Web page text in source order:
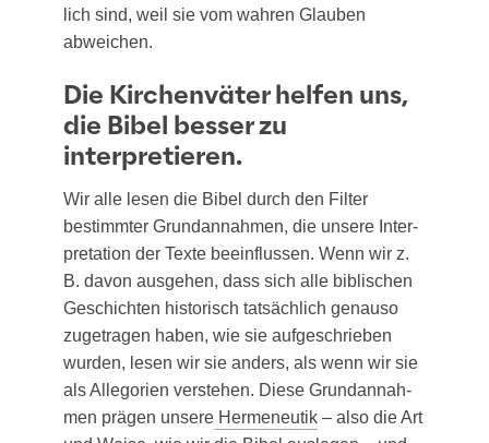
lich sind, weil sie vom wah­ren Glau­ben
abweichen.
Die Kirchenväter helfen uns,
die Bibel besser zu
interpretieren.
Wir alle lesen die Bibel durch den Fil­ter
bestimm­ter Grund­an­nah­men, die unse­re Inter­
pre­ta­ti­on der Tex­te beein­flus­sen. Wenn wir z.
B. davon aus­ge­hen, dass sich alle bibli­schen
Geschich­ten his­to­risch tat­säch­lich genau­so
zuge­tra­gen haben, wie sie auf­ge­schrie­ben
wur­den, lesen wir sie anders, als wenn wir sie
als Alle­go­rien ver­ste­hen. Die­se Grund­an­nah­
men prä­gen unse­re Her­me­neu­tik – also die Art